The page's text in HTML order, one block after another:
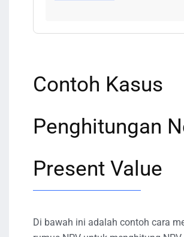
Contoh Kasus
Penghitungan
Present Value
Di bawah ini adalah contoh cara